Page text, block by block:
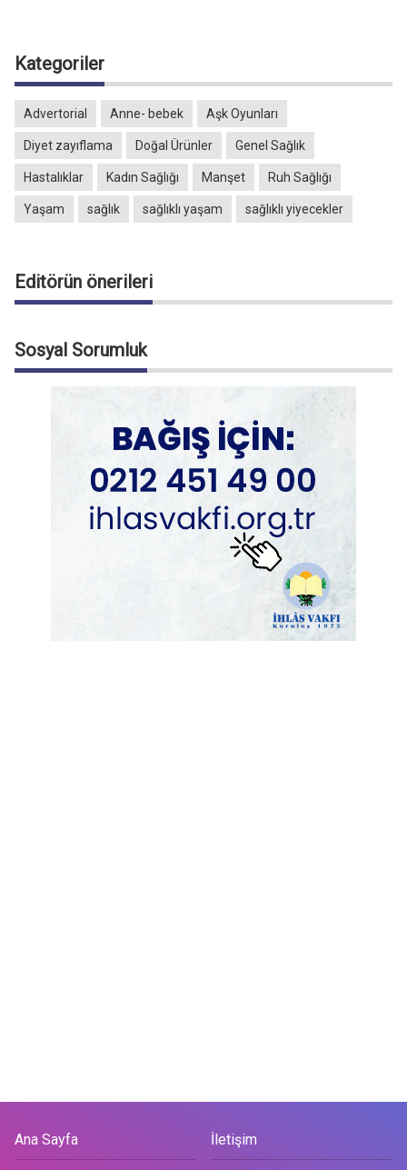
Kategoriler
Advertorial Anne- bebek Aşk Oyunları
Diyet zayıflama Doğal Ürünler Genel Sağlık
Hastalıklar Kadın Sağlığı Manşet Ruh Sağlığı
Yaşam sağlık sağlıklı yaşam sağlıklı yiyecekler
Editörün önerileri
Sosyal Sorumluk
Ana Sayfa İletişim